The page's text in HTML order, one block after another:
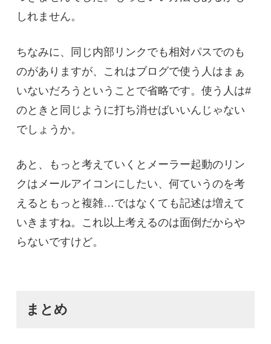
しれません。
ちなみに、同じ内部リンクでも相対パスでのも
のがありますが、これはブログで使う人はまぁ
いないだろうということで省略です。使う人は#
のときと同じように打ち消せばいいんじゃない
でしょうか。
あと、もっと考えていくとメーラー起動のリン
クはメールアイコンにしたい、何ていうのを考
えるともっと複雑…ではなくても記述は増えて
いきますね。これ以上考えるのは面倒だからや
らないですけど。
まとめ